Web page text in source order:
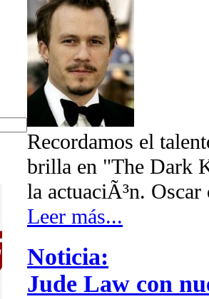
Recordamos el
brilla en "The Dark
la actuaciÃ³n.
Leer más...
Noticia:
Jude Law con